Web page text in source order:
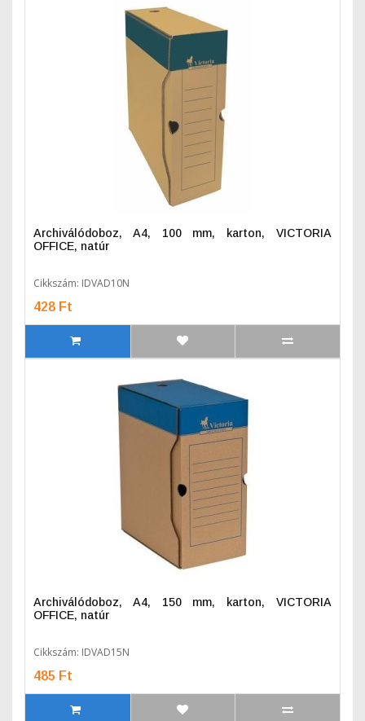
Archiválódoboz, A4, 100 mm, karton, VICTORIA
OFFICE, natúr
Cikkszám: IDVAD10N
428 Ft
Archiválódoboz, A4, 150 mm, karton, VICTORIA
OFFICE, natúr
Cikkszám: IDVAD15N
485 Ft